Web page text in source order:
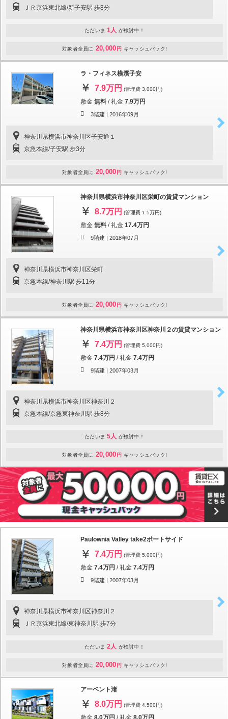
ＪＲ京浜東北線/新子安駅 歩8分
ただいま 1人 が検討中！
対象者全員に 20,000 円 キャッシュバック!
ラ・フィネス横濱子安
7.9万円 (管理費 3,000円)
敷金 無料 /礼金 7.9万円
3階建 | 2016年09月
神奈川県横浜市神奈川区子安通１
京急本線/子安駅 歩3分
対象者全員に 20,000 円 キャッシュバック!
神奈川県横浜市神奈川区栄町の賃貸マンション
8.7万円 (管理費 1.5万円)
敷金 無料 /礼金 17.4万円
9階建 | 2018年07月
神奈川県横浜市神奈川区栄町
京急本線/神奈川駅 歩11分
対象者全員に 20,000 円 キャッシュバック!
神奈川県横浜市神奈川区神奈川２の賃貸マンション
7.4万円 (管理費 5,000円)
敷金 7.4万円 /礼金 7.4万円
9階建 | 2007年03月
神奈川県横浜市神奈川区神奈川２
京急本線/京急東神奈川駅 歩8分
ただいま 5人 が検討中！
対象者全員に 20,000 円 キャッシュバック!
Paulownia Valley take2ポートサイド
7.4万円 (管理費 5,000円)
敷金 7.4万円 /礼金 7.4万円
9階建 | 2007年03月
神奈川県横浜市神奈川区神奈川２
ＪＲ京浜東北線/東神奈川駅 歩7分
ただいま 2人 が検討中！
対象者全員に 20,000 円 キャッシュバック!
アーベント渚
8.0万円 (管理費 4,500円)